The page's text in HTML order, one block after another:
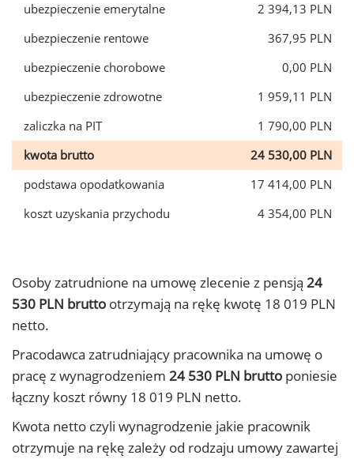
ubezpieczenie emerytalne
2 394,13 PLN
ubezpieczenie rentowe
367,95 PLN
ubezpieczenie chorobowe
0,00 PLN
ubezpieczenie zdrowotne
1 959,11 PLN
zaliczka na PIT
1 790,00 PLN
kwota brutto
24 530,00 PLN
podstawa opodatkowania
17 414,00 PLN
koszt uzyskania przychodu
4 354,00 PLN
Osoby zatrudnione na umowę zlecenie z pensją 24
530 PLN brutto otrzymają na rękę kwotę 18 019 PLN
netto.
Pracodawca zatrudniający pracownika na umowę o
pracę z wynagrodzeniem 24 530 PLN brutto poniesie
łączny koszt równy 18 019 PLN netto.
Kwota netto czyli wynagrodzenie jakie pracownik
otrzymuje na rękę zależy od rodzaju umowy zawartej